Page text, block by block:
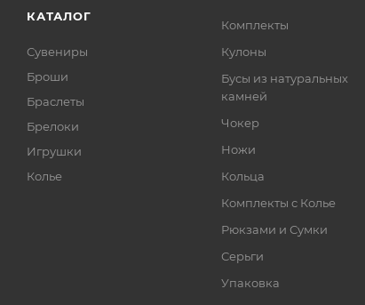
КАТАЛОГ
Сувениры
Броши
Браслеты
Брелоки
Игрушки
Колье
Комплекты
Кулоны
Бусы из натуральных
камней
Чокер
Ножи
Кольца
Комплекты с Колье
Рюкзами и Сумки
Серьги
Упаковка